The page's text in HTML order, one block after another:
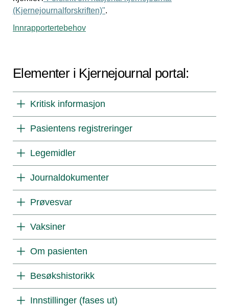
(Kjernejournalforskriften)".
Innrapportertebehov
Elementer i Kjernejournal portal:
Kritisk informasjon
Pasientens registreringer
Legemidler
Journaldokumenter
Prøvesvar
Vaksiner
Om pasienten
Besøkshistorikk
Innstillinger (fases ut)